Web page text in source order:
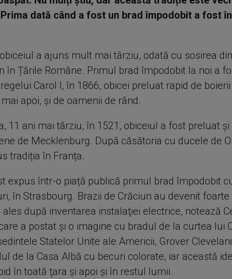
dată când a fost un brad împodobit a fost
a ajuns mult mai târziu, odată cu sosirea
în Țările Române. Primul brad împodobit la noi a
Carol I, în 1866, obicei preluat rapid de
apoi, și de oamenii de rând.
11 ani mai târziu, în 1521, obiceiul a fost preluat și
de Mecklenburg. După căsătoria cu ducele de
tradiția în Franța.
expus într-o piață publică primul brad împodobit
în Strasbourg. Brazii de Crăciun au devenit foarte
după inventarea instalaţiei electrice, notează
a postat și o imagine cu bradul de la curtea lui
Statelor Unite ale Americii, Grover
de la Casa Albă cu becuri colorate, iar această
în toată ţara și apoi și în restul lumii.